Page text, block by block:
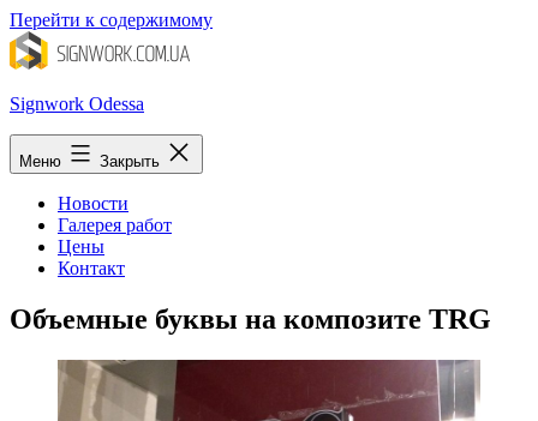
Перейти к содержимому
Signwork Odessa
Меню Закрыть
Новости
Галерея работ
Цены
Контакт
Объемные буквы на композите TRG